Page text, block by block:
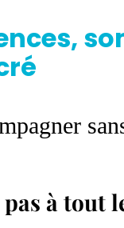
à tout